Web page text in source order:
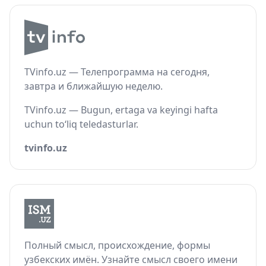
TVinfo.uz — Телепрограмма на сегодня,
завтра и ближайшую неделю.
TVinfo.uz — Bugun, ertaga va keyingi hafta
uchun to‘liq teledasturlar.
tvinfo.uz
Полный смысл, происхождение, формы
узбекских имён. Узнайте смысл своего имени